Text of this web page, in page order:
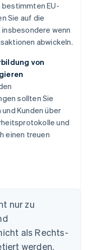
bestimmten EU-
Sie auf die
wenn
abwickeln.
von
sollten Sie
Kunden über
und
einen treuen
nur zu
als Rechts-
werden.